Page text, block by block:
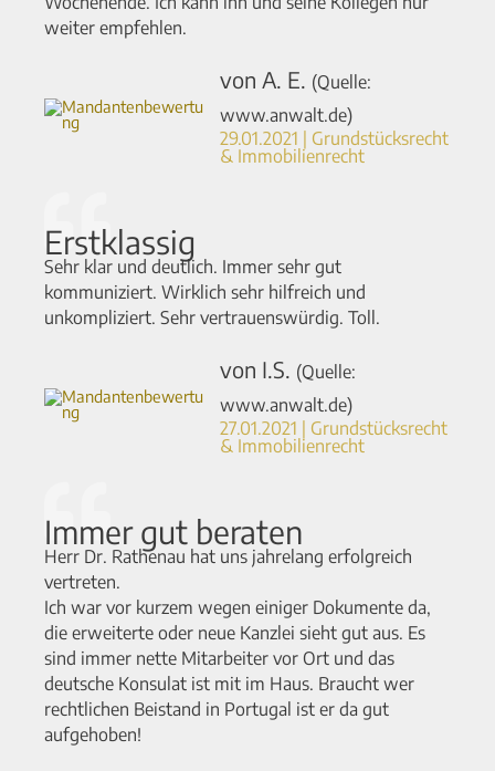
weiter empfehlen.
von A. E. (Quelle:
www.anwalt.de)
29.01.2021 | Grundstücksrecht
& Immobilienrecht
Erstklassig
Sehr klar und deutlich. Immer sehr gut
kommuniziert. Wirklich sehr hilfreich und
unkompliziert. Sehr vertrauenswürdig. Toll.
von I.S. (Quelle:
www.anwalt.de)
27.01.2021 | Grundstücksrecht
& Immobilienrecht
Immer gut beraten
Herr Dr. Rathenau hat uns jahrelang erfolgreich
vertreten.
Ich war vor kurzem wegen einiger Dokumente da,
die erweiterte oder neue Kanzlei sieht gut aus. Es
sind immer nette Mitarbeiter vor Ort und das
deutsche Konsulat ist mit im Haus. Braucht wer
rechtlichen Beistand in Portugal ist er da gut
aufgehoben!